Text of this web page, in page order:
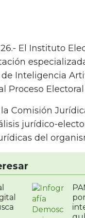
El Instituto
Inteligencia
Proceso
Comisión
jurídico-
del